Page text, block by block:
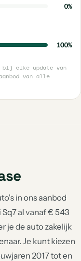
0%
100%
bij elke update van
van alle
in ons aanbod
al vanaf € 543
je de auto zakelijk
Je kunt kiezen
2017 tot en